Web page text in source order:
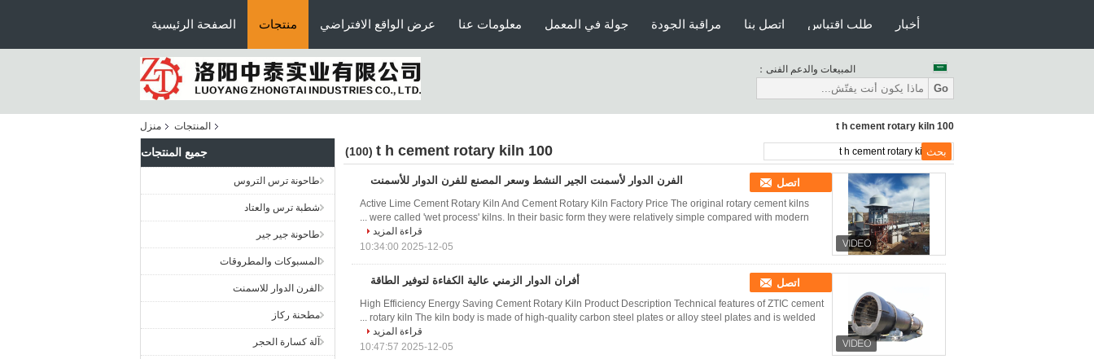
الصفحة الرئيسية منتجات عرض الواقع الافتراضي معلومات عنا جولة في المعمل مراقبة الجودة اتصل بنا طلب اقتباس أخبار
المبيعات والدعم الفنى：
Go
منزل المنتجات 100 t h cement rotary kiln
جميع المنتجات
طاحونة ترس التروس
شطبة ترس والعتاد
طاحونة جير جير
المسبوكات والمطروقات
الفرن الدوار للاسمنت
مطحنة ركاز
آلة كسارة الحجر
100 t h cement rotary kiln
(100)
الفرن الدوار لأسمنت الجير النشط وسعر المصنع للفرن الدوار للأسمنت اتصل
Active Lime Cement Rotary Kiln And Cement Rotary Kiln Factory Price The original rotary cement kilns
were called 'wet process' kilns. In their basic form they were relatively simple compared with modern ...
قراءة المزيد
2025-12-05 10:34:00
أفران الدوار الزمني عالية الكفاءة لتوفير الطاقة اتصل
High Efficiency Energy Saving Cement Rotary Kiln Product Description Technical features of ZTIC cement
rotary kiln The kiln body is made of high-quality carbon steel plates or alloy steel plates and is welded ...
قراءة المزيد
2025-12-05 10:47:57